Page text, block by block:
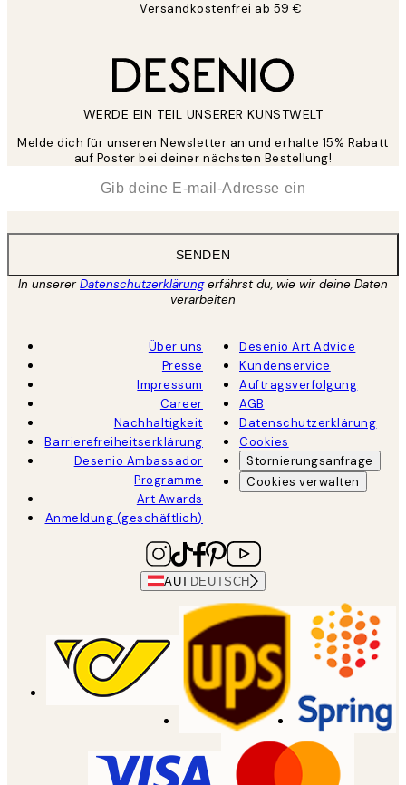
Versandkostenfrei ab 59 €
WERDE EIN TEIL UNSERER KUNSTWELT
Melde dich für unseren Newsletter an und erhalte 15% Rabatt
auf Poster bei deiner nächsten Bestellung!
SENDEN
In unsererDatenschutzerklärungerfährst du, wie wir deine Daten
verarbeiten
Über uns
Presse
Impressum
Career
Nachhaltigkeit
Barrierefreiheitserklärung
Desenio Ambassador
Programme
Art Awards
Anmeldung (geschäftlich)
Desenio Art Advice
Kundenservice
Auftragsverfolgung
AGB
Datenschutzerklärung
Cookies
Stornierungsanfrage
Cookies verwalten
AUT DEUTSCH